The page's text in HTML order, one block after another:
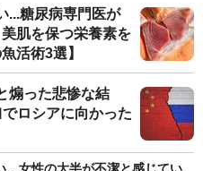
...糖尿病専門医が
肌を保つ栄養素を
活術3選】
煽った悲惨な結
ロシアに向かった
…女性の大半が不潔と感じてい